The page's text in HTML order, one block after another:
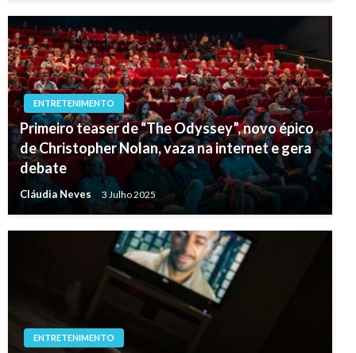
ENTRETENIMENTO
Primeiro teaser de “The Odyssey”, novo épico
de Christopher Nolan, vaza na internet e gera
debate
Cláudia Neves 3 Julho 2025
ENTRETENIMENTO